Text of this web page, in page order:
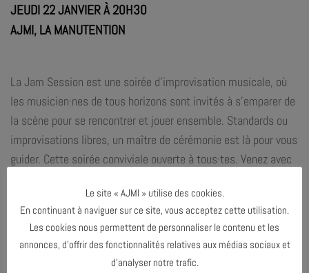
JEUDI 22 JANVIER À 20H30
AJMI, LA MANUTENTION
La Jam Session est une soirée d’improvisation musicale, où
les musicien·nes de tous horizons sont invités à s’emparer de
la scène pour se rencontrer et jouer ensemble. Standards ou
improvisations libres, un maître de cérémonie est là pour vous
guider. Cette soirée conviviale ouverte à tous·tes. Venez avec
moment de musique !
PROCURER SUR PLACE.
Le site « AJMI » utilise des cookies.
En continuant à naviguer sur ce site, vous acceptez cette utilisation.
Les cookies nous permettent de personnaliser le contenu et les
annonces, d’offrir des fonctionnalités relatives aux médias sociaux et
d’analyser notre trafic.